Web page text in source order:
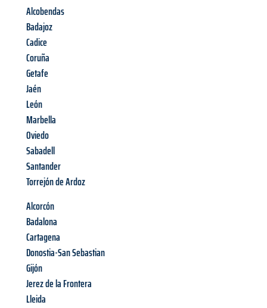
Alcobendas
Badajoz
Cadice
Coruña
Getafe
Jaén
León
Marbella
Oviedo
Sabadell
Santander
Torrejón de Ardoz
Alcorcón
Badalona
Cartagena
Donostia-San Sebastian
Gijón
Jerez de la Frontera
Lleida